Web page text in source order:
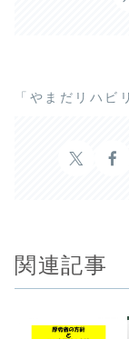
「やまだリハビ
関連記事